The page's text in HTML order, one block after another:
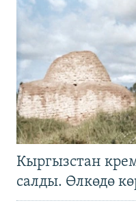
Кыргызстан
салды. Өлкөдө